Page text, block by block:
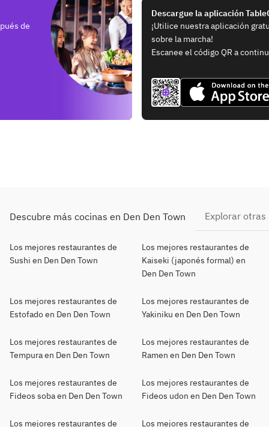
de
Descargue la aplicación
¡Utilice nuestra aplicación
sobre la marcha!
Escanee el código QR a
Descubre más cocinas en Den Den Town Explorar
Los mejores restaurantes de
Sushi en Den Den Town
Los mejores restaurantes de
Kaiseki (japonés formal) en
Den Den Town
Los mejores restaurantes de
Estofado en Den Den Town
Los mejores restaurantes de
Yakiniku en Den Den Town
Los mejores restaurantes de
Tempura en Den Den Town
Los mejores restaurantes de
Ramen en Den Den Town
Los mejores restaurantes de
Fideos soba en Den Den Town
Los mejores restaurantes de
Fideos udon en Den Den Town
Los mejores restaurantes de Los mejores restaurantes de